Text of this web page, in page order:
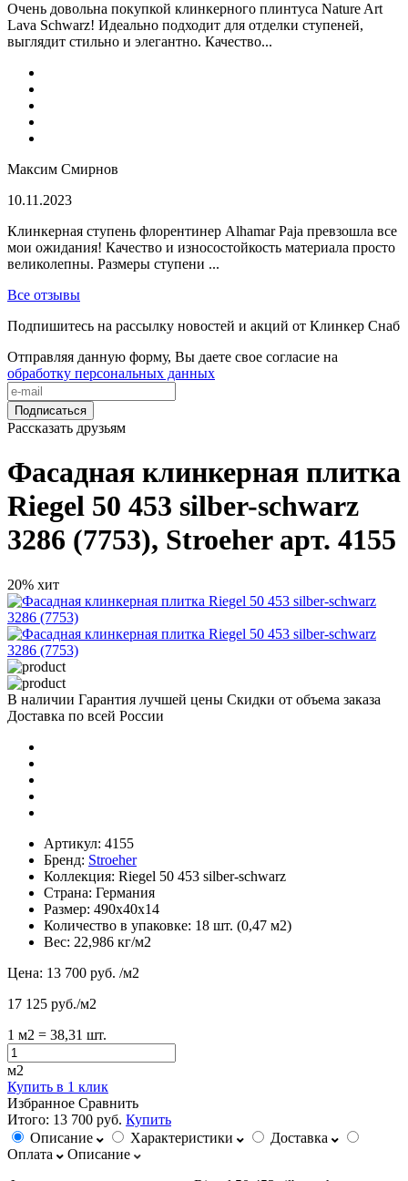
Очень довольна покупкой клинкерного плинтуса Nature Art
Lava Schwarz! Идеально подходит для отделки ступеней,
выглядит стильно и элегантно. Качество...
Максим Смирнов
10.11.2023
Клинкерная ступень флорентинер Alhamar Paja превзошла все
мои ожидания! Качество и износостойкость материала просто
великолепны. Размеры ступени ...
Все отзывы
Подпишитесь на рассылку новостей и акций от Клинкер Снаб
Отправляя данную форму, Вы даете свое согласие на
обработку персональных данных
Подписаться
Рассказать друзьям
Фасадная клинкерная плитка
Riegel 50 453 silber-schwarz
3286 (7753), Stroeher арт. 4155
20% хит
В наличии Гарантия лучшей цены Скидки от объема заказа
Доставка по всей России
Артикул: 4155
Бренд: Stroeher
Коллекция: Riegel 50 453 silber-schwarz
Страна: Германия
Размер: 490х40х14
Количество в упаковке: 18 шт. (0,47 м2)
Вес: 22,986 кг/м2
Цена: 13 700 руб. /м2
17 125 руб./м2
1 м2 = 38,31 шт.
м2
Купить в 1 клик
Избранное Сравнить
Итого: 13 700 руб. Купить
Описание
Характеристики
Доставка
Оплата
Описание